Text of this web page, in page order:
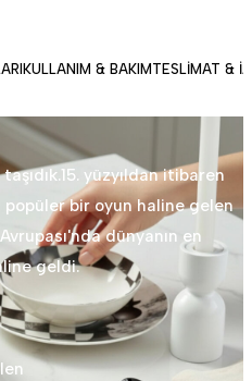
KULLANIM & BAKIM TESLIMAT &
yüzyıldan itibaren
popüler bir oyun haline gelen
dünyanın en
geldi.